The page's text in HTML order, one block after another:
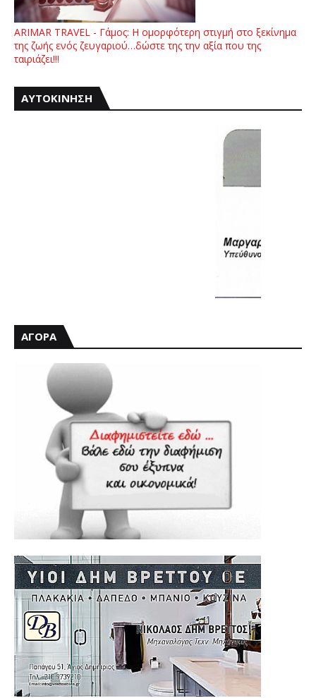
ARIMAR TRAVEL - Γάμος: Η ομορφότερη στιγμή στο ξεκίνημα
της ζωής ενός ζευγαριού…δώστε της την αξία που της
ταιριάζει!!!
ΑΥΤΟΚΙΝΗΣΗ
ΑΓΟΡΑ